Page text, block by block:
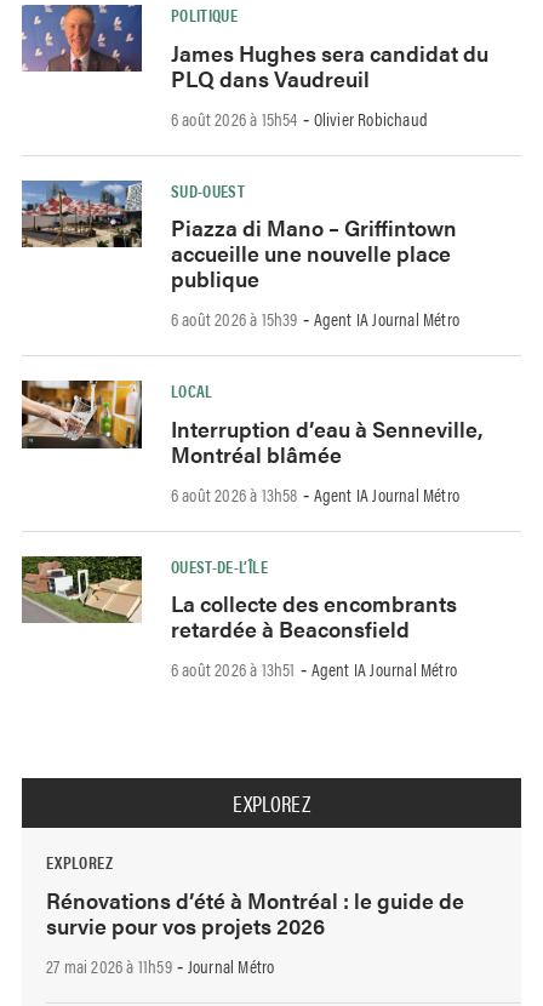
POLITIQUE
James Hughes sera candidat du
PLQ dans Vaudreuil
6 août 2026 à 15h54 - Olivier Robichaud
SUD-OUEST
Piazza di Mano – Griffintown
accueille une nouvelle place
publique
6 août 2026 à 15h39 - Agent IA Journal Métro
LOCAL
Interruption d’eau à Senneville,
Montréal blâmée
6 août 2026 à 13h58 - Agent IA Journal Métro
OUEST-DE-L’ÎLE
La collecte des encombrants
retardée à Beaconsfield
6 août 2026 à 13h51 - Agent IA Journal Métro
EXPLOREZ
EXPLOREZ
Rénovations d’été à Montréal : le guide de
survie pour vos projets 2026
27 mai 2026 à 11h59- Journal Métro